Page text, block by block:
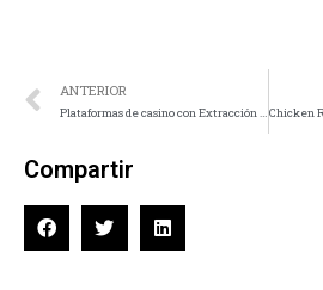
ANTERIOR
Plataformas de casino con Extracción Instantánea: La Reciente Era del Entretenimiento Online
Compartir